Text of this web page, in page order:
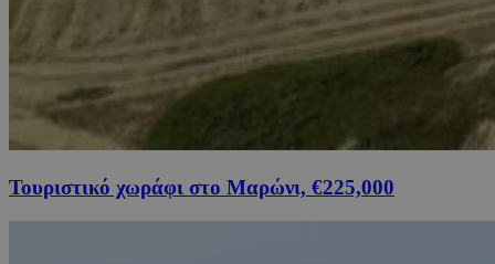
Τουριστικό χωράφι στο Μαρώνι, €225,000